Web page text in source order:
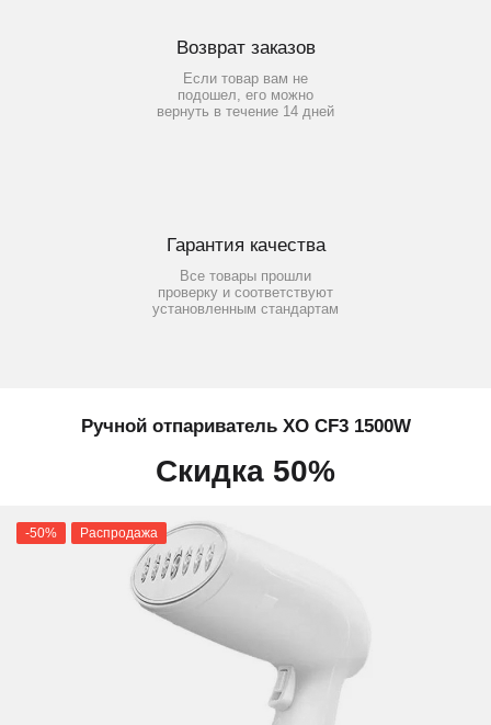
Возврат заказов
Если товар вам не
подошел, его можно
вернуть в течение 14 дней
Гарантия качества
Все товары прошли
проверку и соответствуют
установленным стандартам
Ручной отпариватель XO CF3 1500W
Скидка 50%
-50% Распродажа